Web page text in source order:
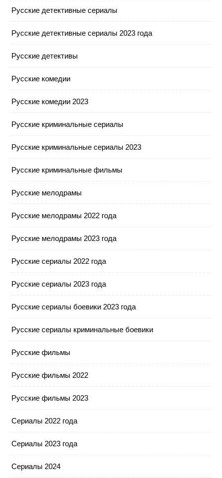
Русские детективные сериалы
Русские детективные сериалы 2023 года
Русские детективы
Русские комедии
Русские комедии 2023
Русские криминальные сериалы
Русские криминальные сериалы 2023
Русские криминальные фильмы
Русские мелодрамы
Русские мелодрамы 2022 года
Русские мелодрамы 2023 года
Русские сериалы 2022 года
Русские сериалы 2023 года
Русские сериалы боевики 2023 года
Русские сериалы криминальные боевики
Русские фильмы
Русские фильмы 2022
Русские фильмы 2023
Сериалы 2022 года
Сериалы 2023 года
Сериалы 2024